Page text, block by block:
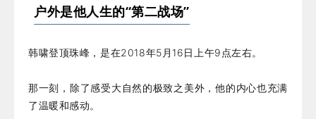
户外是他人生的“第二战场”
韩啸登顶珠峰，是在2018年5月16日上午9点左右。
那一刻，除了感受大自然的极致之美外，他的内心也充满
了温暖和感动。